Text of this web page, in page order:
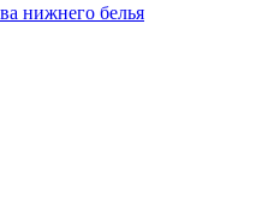
нижнего белья